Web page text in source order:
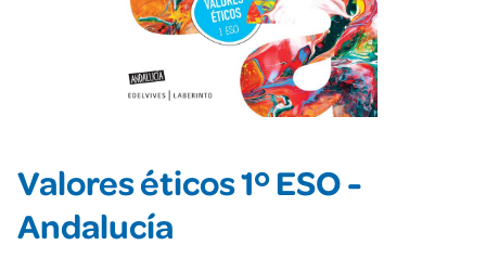
Valores éticos 1º ESO -
Andalucía